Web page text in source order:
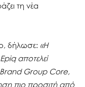
τη νέα
δήλωσε: «Η
αποτελεί
Brand Group Core,
πιο προσιτή από